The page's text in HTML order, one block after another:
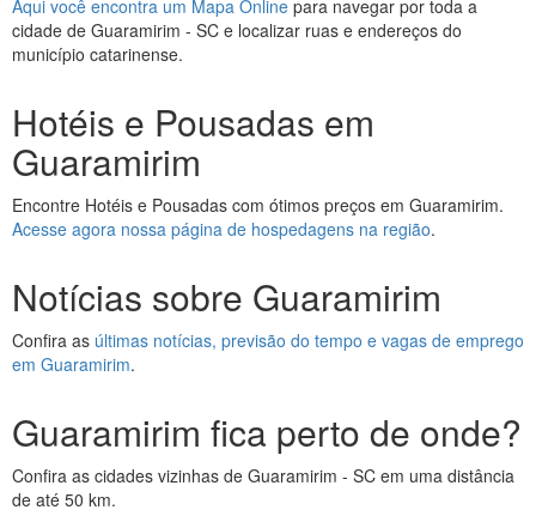
Aqui você encontra um Mapa Online para navegar por toda a
cidade de Guaramirim - SC e localizar ruas e endereços do
município catarinense.
Hotéis e Pousadas em
Guaramirim
Encontre Hotéis e Pousadas com ótimos preços em Guaramirim.
Acesse agora nossa página de hospedagens na região.
Notícias sobre Guaramirim
Confira as últimas notícias, previsão do tempo e vagas de emprego
em Guaramirim.
Guaramirim fica perto de onde?
Confira as cidades vizinhas de Guaramirim - SC em uma distância
de até 50 km.